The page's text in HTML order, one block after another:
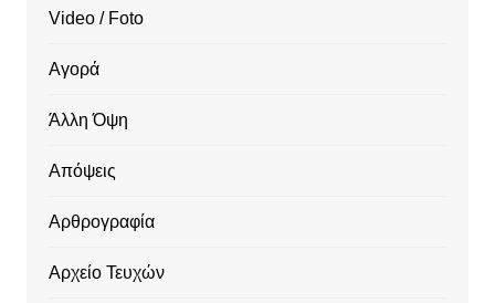
Video / Foto
Αγορά
Άλλη Όψη
Απόψεις
Αρθρογραφία
Αρχείο Τευχών